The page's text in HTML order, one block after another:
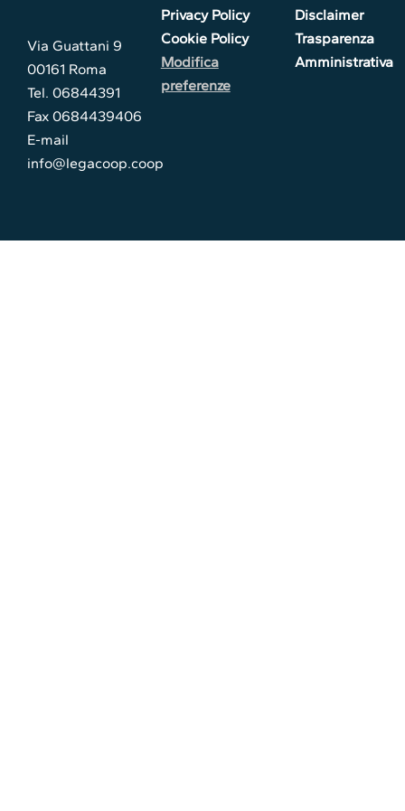
Via Guattani 9
00161 Roma
Tel. 06844391
Fax 0684439406
E-mail
info@legacoop.coop
Privacy Policy
Cookie Policy
Modifica
preferenze
Disclaimer
Trasparenza
Amministrativa